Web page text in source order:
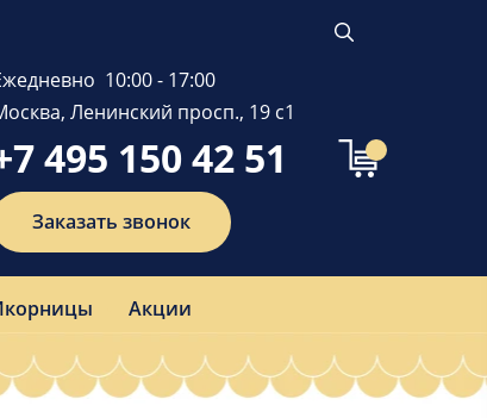
10:00 - 17:00
Ленинский просп., 19 с1
495 150 42 51
Заказать звонок
Акции